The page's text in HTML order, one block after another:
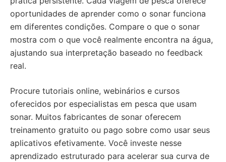
oportunidades de aprender como o sonar funciona
em diferentes condições. Compare o que o sonar
mostra com o que você realmente encontra na água,
ajustando sua interpretação baseado no feedback
real.
Procure tutoriais online, webinários e cursos
oferecidos por especialistas em pesca que usam
sonar. Muitos fabricantes de sonar oferecem
treinamento gratuito ou pago sobre como usar seus
aplicativos efetivamente. Você investe nesse
aprendizado estruturado para acelerar sua curva de